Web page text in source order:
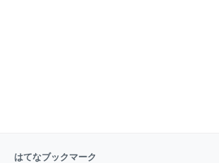
はてなブックマーク